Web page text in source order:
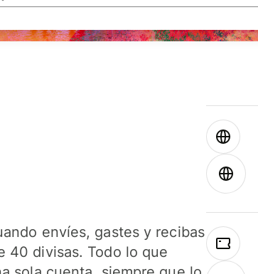
envíes, gastes y recibas
40 divisas. Todo lo que